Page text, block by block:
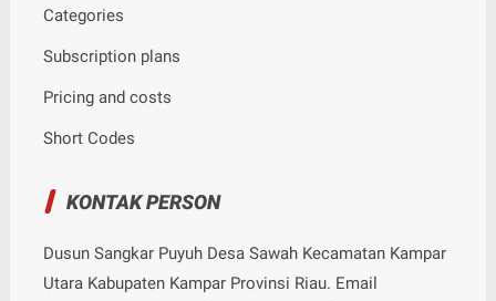
Categories
Subscription plans
Pricing and costs
Short Codes
KONTAK PERSON
Dusun Sangkar Puyuh Desa Sawah Kecamatan Kampar
Utara Kabupaten Kampar Provinsi Riau. Email